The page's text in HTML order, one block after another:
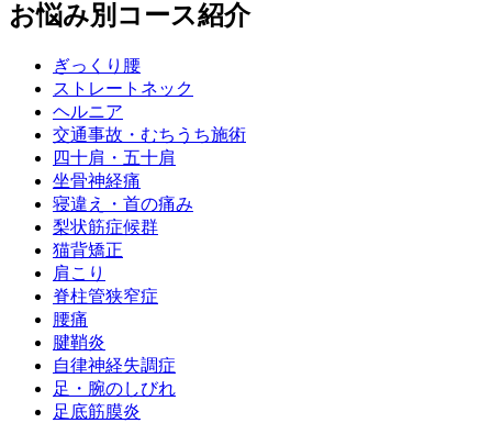
お悩み別コース紹介
ぎっくり腰
ストレートネック
ヘルニア
交通事故・むちうち施術
四十肩・五十肩
坐骨神経痛
寝違え・首の痛み
梨状筋症候群
猫背矯正
肩こり
脊柱管狭窄症
腰痛
腱鞘炎
自律神経失調症
足・腕のしびれ
足底筋膜炎